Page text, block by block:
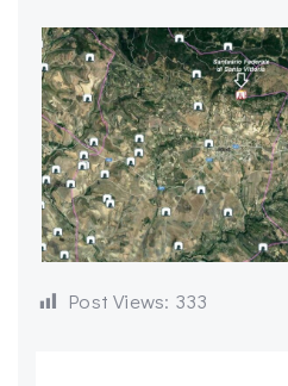
Post Views: 333